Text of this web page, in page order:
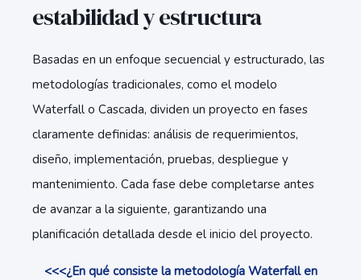
estabilidad y estructura
Basadas en un enfoque secuencial y estructurado, las
metodologías tradicionales, como el modelo
Waterfall o Cascada, dividen un proyecto en fases
claramente definidas: análisis de requerimientos,
diseño, implementación, pruebas, despliegue y
mantenimiento. Cada fase debe completarse antes
de avanzar a la siguiente, garantizando una
planificación detallada desde el inicio del proyecto.
<<<¿En qué consiste la metodología Waterfall en